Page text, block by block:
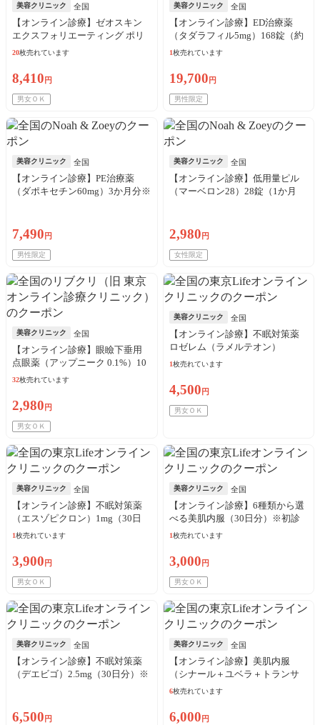
美容クリニック 全国
【オンライン診療】ゼオスキン
エクスフォリエーティング ポリ
ッシュ（65g）※初診料・送料込
20枚売れています
8,410 円
男女ＯＫ
美容クリニック 全国
【オンライン診療】ED治療薬
（タダラフィル5mg）168錠（約
6か月分）※初診料・送料込
1枚売れています
19,700 円
男性限定
美容クリニック 全国
【オンライン診療】PE治療薬
（ダポキセチン60mg）3か月分※
7,490 円
男性限定
美容クリニック 全国
【オンライン診療】低用量ピル
（マーベロン28）28錠（1か月
2,980 円
女性限定
美容クリニック 全国
【オンライン診療】眼瞼下垂用
点眼薬（アップニーク 0.1%）10
本（10日分）※初診料・送料込
32枚売れています
2,980 円
男女ＯＫ
美容クリニック 全国
【オンライン診療】不眠対策薬
ロゼレム（ラメルテオン）
8mg（30日分）※初診料・送料込
1枚売れています
4,500 円
男女ＯＫ
美容クリニック 全国
【オンライン診療】不眠対策薬
（エスゾピクロン）1mg（30日
分）※初診料・送料込／リピー
1枚売れています
3,900 円
男女ＯＫ
美容クリニック 全国
【オンライン診療】6種類から選
べる美肌内服（30日分）※初診
料・送料込／リピート可
1枚売れています
3,000 円
男女ＯＫ
美容クリニック 全国
【オンライン診療】不眠対策薬
（デエビゴ）2.5mg（30日分）※
6,500 円
美容クリニック 全国
【オンライン診療】美肌内服
（シナール＋ユベラ＋トランサ
ミン250mg）30日分 ※初診料・
6枚売れています
6,000 円